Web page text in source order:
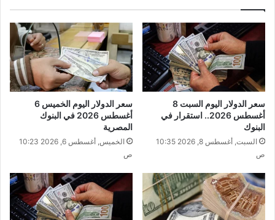
سعر الدولار اليوم السبت 8
أغسطس 2026.. استقرار في
البنوك
السبت, أغسطس 8, 2026 10:35
ص
سعر الدولار اليوم الخميس 6
أغسطس 2026 في البنوك
المصرية
الخميس, أغسطس 6, 2026 10:23
ص